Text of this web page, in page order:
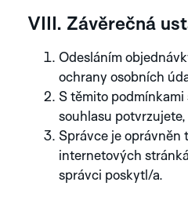
VIII. Závěrečná
Odesláním
ochrany osobních
S těmito
souhlasu
Správce je oprávněn
internetových
správci poskytl/a.